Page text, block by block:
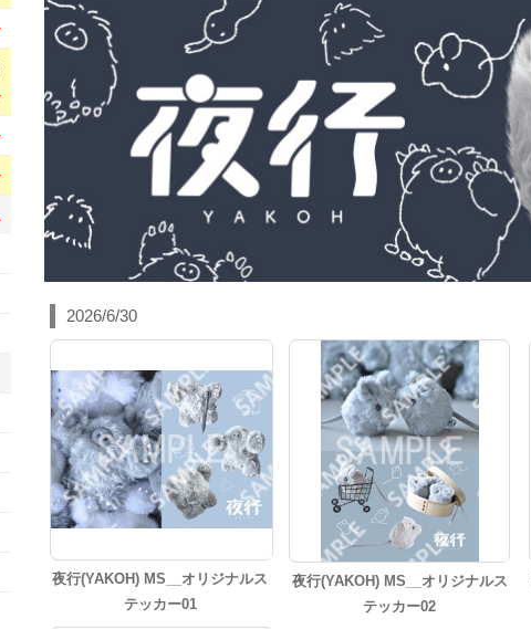
2026/6/30
夜行(YAKOH) MS__オリジナルス
テッカー01
夜行(YAKOH) MS__オリジナルス
テッカー02